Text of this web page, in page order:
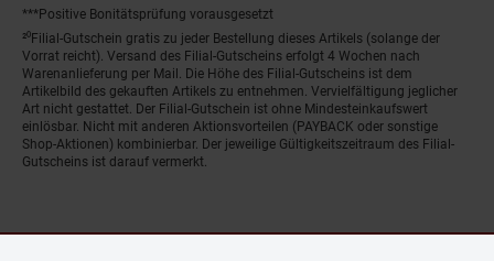
***Positive Bonitätsprüfung vorausgesetzt
²⁰Filial-Gutschein gratis zu jeder Bestellung dieses Artikels (solange der
Vorrat reicht). Versand des Filial-Gutscheins erfolgt 4 Wochen nach
Warenanlieferung per Mail. Die Höhe des Filial-Gutscheins ist dem
Artikelbild des gekauften Artikels zu entnehmen. Vervielfältigung jeglicher
Art nicht gestattet. Der Filial-Gutschein ist ohne Mindesteinkaufswert
einlösbar. Nicht mit anderen Aktionsvorteilen (PAYBACK oder sonstige
Shop-Aktionen) kombinierbar. Der jeweilige Gültigkeitszeitraum des Filial-
Gutscheins ist darauf vermerkt.